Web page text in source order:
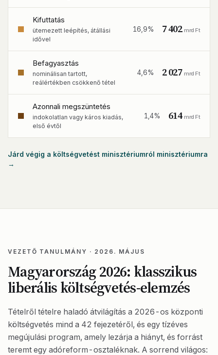
Kifuttatás
ütemezett leépítés, átállási
idővel
16,9% 7 402 mrd Ft
Befagyasztás
nominálisan tartott,
reálértékben csökkenő tétel
4,6% 2 027 mrd Ft
Azonnali megszüntetés
indokolatlan vagy káros kiadás,
első évtől
1,4% 614 mrd Ft
Járd végig a költségvetést minisztériumról minisztériumra
→
VEZETŐ TANULMÁNY · 2026. MÁJUS
Magyarország 2026: klasszikus
liberális költségvetés-elemzés
Tételről tételre haladó átvilágítás a 2026-os központi
költségvetés mind a 42 fejezetéről, és egy tízéves
megújulási program, amely lezárja a hiányt, és forrást
teremt egy adóreform-osztaléknak. A sorrend világos: